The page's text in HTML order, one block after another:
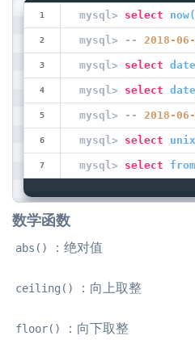
mysql> select now(
mysql> -- 2018 -06
mysql> select
mysql> select
mysql> -- 2018 -06
mysql> select
mysql> select
数学函数
abs() ：绝对值
ceiling() ：向上取整
floor() ：向下取整